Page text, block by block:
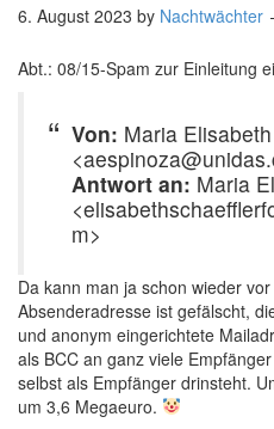
6. August 2023 by Nachtwächter
Abt.: 08/15-Spam zur Einleitung
Von: Maria
Antwort an: Maria
m>
Da kann man ja schon wieder
Absenderadresse ist gefälscht,
und anonym eingerichtete
als BCC an ganz viele
selbst als Empfänger drinsteht.
um 3,6 Megaeuro.